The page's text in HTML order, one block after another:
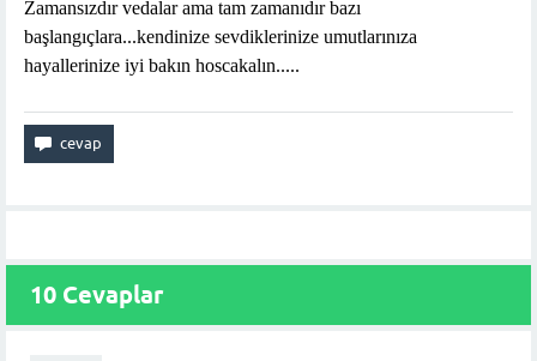
Zamansızdır vedalar ama tam zamanıdır bazı
başlangıçlara...kendinize sevdiklerinize umutlarınıza
hayallerinize iyi bakın hoscakalın.....
10 Cevaplar